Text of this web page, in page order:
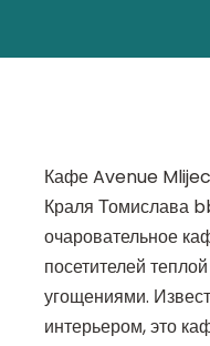
Кафе Avenue
Краля Томислава
очаровательное
посетителей
угощениями.
интерьером, это